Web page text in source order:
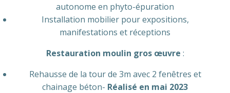
autonome en phyto-épuration
Installation mobilier pour expositions,
manifestations et réceptions
Restauration moulin gros œuvre :
Rehausse de la tour de 3m avec 2 fenêtres et
chainage béton- Réalisé en mai 2023